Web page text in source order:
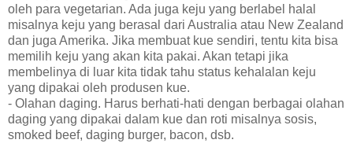
oleh para vegetarian. Ada juga keju yang berlabel halal
misalnya keju yang berasal dari Australia atau New Zealand
dan juga Amerika. Jika membuat kue sendiri, tentu kita bisa
memilih keju yang akan kita pakai. Akan tetapi jika
membelinya di luar kita tidak tahu status kehalalan keju
yang dipakai oleh produsen kue.
- Olahan daging. Harus berhati-hati dengan berbagai olahan
daging yang dipakai dalam kue dan roti misalnya sosis,
smoked beef, daging burger, bacon, dsb.